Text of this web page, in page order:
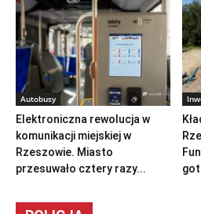
Autobusy
Elektroniczna rewolucja w
komunikacji miejskiej w
Rzeszowie. Miasto
przesuwało cztery razy...